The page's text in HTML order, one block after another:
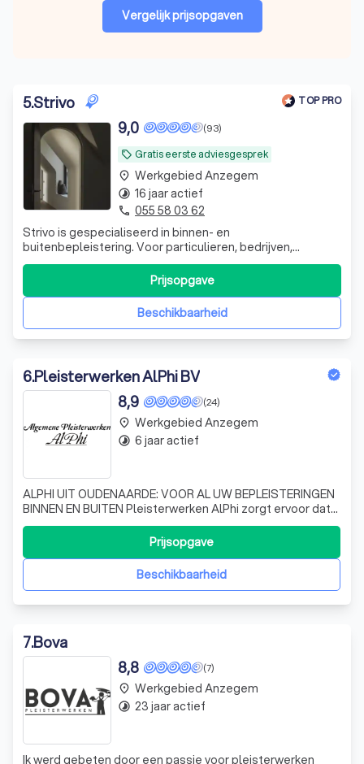
Vergelijk prijsopgaven
5.Strivo TOP PRO
local_offer Gratis eerste adviesgesprek
(93)
9,0
Strivo is gespecialiseerd in binnen- en
buitenbepleistering. Voor particulieren, bedrijven,
architecten en hoofdaannemers in West- en Oost-
Vlaanderen, Antwerpen en Vlaams-Brabant.
Beschikbaarheid
Prijsopgave
place Werkgebied Anzegem
timelapse 16 jaar actief
phone 055 58 03 62
6.Pleisterwerken AlPhi BV
(24)
8,9
ALPHI UIT OUDENAARDE: VOOR AL UW BEPLEISTERINGEN
BINNEN EN BUITEN Pleisterwerken AlPhi zorgt ervoor dat
uw woning en gevel van perfecte pleisterwerken worden
voorzien. Als specialist in bepleisteringen in Oudenaarde
en omgeving, weet dit bedrijf alle werken vlot en
vakkundig uit te voeren, zodat u
Beschikbaarheid
Prijsopgave
place Werkgebied Anzegem
timelapse 6 jaar actief
7.Bova
(7)
8,8
Ik werd gebeten door een passie voor pleisterwerken
place Werkgebied Anzegem
timelapse 23 jaar actief